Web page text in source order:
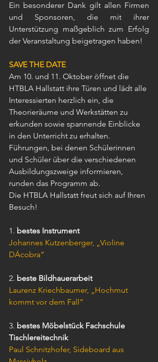
Ein besonderer Dank gilt allen Firmen
und Sponsoren, die mit ihrer
Unterstützung maßgeblich zum Erfolg
der Veranstaltung beigetragen haben!
SAVE THE DATE
Am 10. und 11. Oktober öffnet die
HTBLA Hallstatt ihre Türen und lädt alle
Interessierten herzlich ein, die
Theorieräume und Werkstätten zu
erkunden sowie spannende Einblicke
in den Unterricht zu erhalten.
Führungen, bei denen Schülerinnen
und Schüler über die verschiedenen
Ausbildungszweige informieren,
runden das Programm ab.
Die HTBLA Hallstatt freut sich auf Ihren
Besuch!
1. bestes Instrument
Johannes Kutzenberger, „Violine
DÁcobra”
2. beste Bildhauerarbeit
Laurenz Kriechbaumer, „Hochmut
kommt vor dem Fall”
3. bestes Möbelstück Fachschule
Tischlereitechnik
Paul Schnitzhofer, Sideboard aus